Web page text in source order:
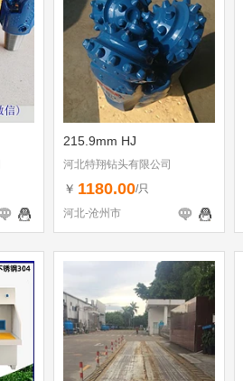
215.9mm HJ
河北特翔钻头有限公司
￥ 1180.00/只
河北-沧州市